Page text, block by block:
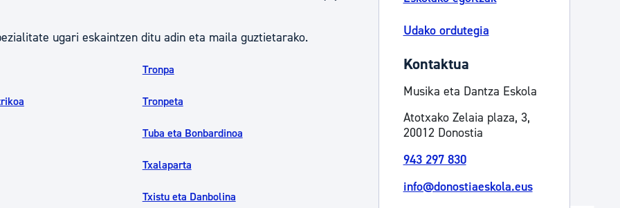
Iragarki ofizialen taula
Egutegi fiskala
Izapideen katalogoa
ugari eskaintzen ditu adin eta maila guztietarako.
Tronpa
Tronpeta
Tuba eta Bonbardinoa
Txalaparta
Txistu eta Danbolina
Udako ordutegia
Kontaktua
Musika eta Dantza Eskola
Atotxako Zelaia plaza, 3,
20012 Donostia
943 297 830
info@donostiaeskola.eus